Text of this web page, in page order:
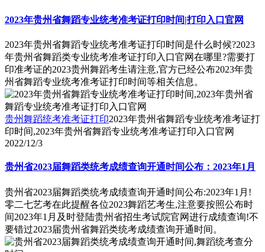
2023年贵州省舞蹈专业统考准考证打印时间|打印入口官网
2023年贵州省舞蹈专业统考准考证打印时间是什么时候?2023
年贵州省舞蹈类专业统考准考证打印入口官网在哪里?需要打
印准考证的2023贵州舞蹈考生请注意,官方已经公布2023年贵
州省舞蹈专业统考准考证打印时间等相关信息。
贵州舞蹈统考准考证打印2023年贵州省舞蹈专业统考准考证打
印时间,2023年贵州省舞蹈专业统考准考证打印入口官网
2022/12/3
贵州省2023届舞蹈类统考成绩查询开通时间公布：2023年1月
贵州省2023届舞蹈类统考成绩查询开通时间公布:2023年1月!
零二七艺考在此提醒各位2023舞蹈艺考生,注意要按照公布时
间2023年1月及时登陆贵州省招生考试院官网进行成绩查询!不
要错过2023届贵州省舞蹈类统考成绩查询开通时间。